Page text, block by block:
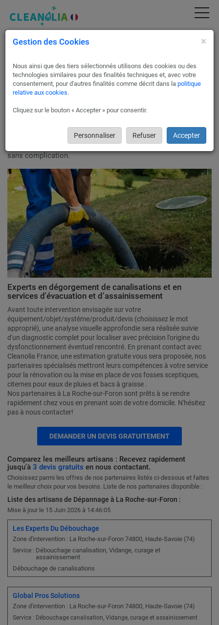
Débouchage canalisation à La Roche-sur-
Nos collaborateurs experts en dégorgement de canalisations
à La Roche-sur-Foron ont accès à des équipements de haute
technologie et des camions-pompes pour évacuer
désagréables associées à votre fosse septique grâce à un
Cleanolia offre la possibilité d’obtenir jusqu'à trois devis
gratuits pour des services de débouchage de canalisations
sans complication.
Experts en dégorgement de canalisations et en
services d'évacuation et d’assainissement
Avant toute intervention envisagée sur votre
équipement/objet/système/produit/devis (choisissez le mot
approprié), une analyse visuelle approfondie sera réalisée suivie
d'un diagnostic complet pour localiser avec précision l'origine du
dysfonctionnement éventuel rencontré. En prenant contact avec
Cleanolia France, une estimation gratuite vous sera proposée, nos
partenaires spécialisés mettront leurs compétences à votre service
pour la rénovation ou la mise en place de vos fosses sceptiques,
citernes pour eaux de pluiеs et bacs à graisse .
Nos partenaires à La Roche-sur-Foron sont prêts à se rendre
rapidement chez vous en prenant soin de votre domicile. N'hésitez
pas à nous contacter!
DEMANDER UN DEVIS GRATUITEMENT
Comparez les meilleurs artisans : Recevez rapidement
jusqu'à 3 devis gratuits en nous contactant.
Choisissez parmi les offres de nos partenaires listés ci-dessous et faites
le meilleur choix pour vos besoins. Liste de nos partenaires disponible :
Liste des artisans de Dépannage à La Roche-sur-Foron :
Mise à jour le 15 Juin 2026 à 14:46:05
Les Experts Du Débouchage
Zone d'intervention : La Roche-sur-Foron 74800, Haute-Savoie (74)
Service : Débouchage canalisation, Vidange, curage et
assainissement
Débouchage de canalisations
Global Pros Solutions
Zone d'intervention : La Roche-sur-Foron 74800, Haute-Savoie (74)
Service : Débouchage canalisation, Vidange, curage et assainissement
Gestion des Cookies ×
Nous ainsi que des tiers sélectionnés utilisons des cookies ou des
technologies similaires pour des finalités techniques et, avec votre
consentement, pour d'autres finalités comme décrit dans la politique
relative aux cookies.
Cliquez sur le bouton « Accepter » pour consentir.
Personnaliser Refuser Accepter